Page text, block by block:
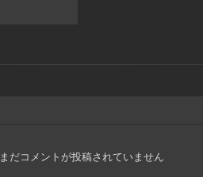
まだコメントが投稿されていません